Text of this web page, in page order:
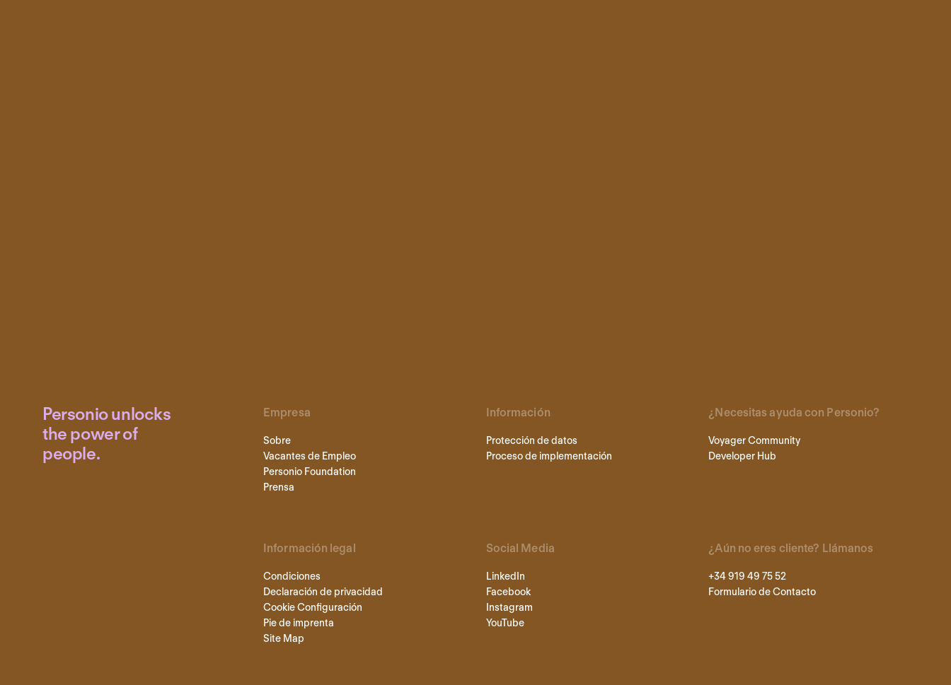
Personio unlocks
the power of
people.
Empresa
Sobre
Vacantes de Empleo
Personio Foundation
Prensa
Información
Protección de datos
Proceso de implementación
¿Necesitas ayuda con Personio?
Voyager Community
Developer Hub
Información legal
Condiciones
Declaración de privacidad
Cookie Configuración
Pie de imprenta
Site Map
Social Media
LinkedIn
Facebook
Instagram
YouTube
¿Aún no eres cliente? Llámanos
+34 919 49 75 52
Formulario de Contacto